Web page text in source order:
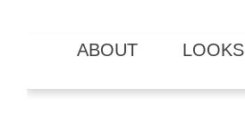
ABOUT LOOKS